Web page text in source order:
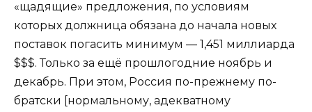
«щадящие» предложения, по условиям
которых должница обязана до начала новых
поставок погасить минимум — 1,451 миллиарда
$$$. Только за ещё прошлогодние ноябрь и
декабрь. При этом, Россия по-прежнему по-
братски [нормальному, адекватному